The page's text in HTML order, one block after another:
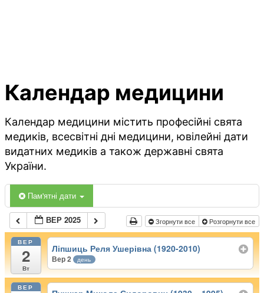
Календар медицини
Календар медицини містить професійні свята
медиків, всесвітні дні медицини, ювілейні дати
видатних медиків а також державні свята
України.
Пам'ятні дати
ВЕР 2025 Згорнути все Розгорнути все
ВЕР
2
Вт
Ліпшиць Реля Ушерівна (1920-2010)
Вер 2 день
ВЕР